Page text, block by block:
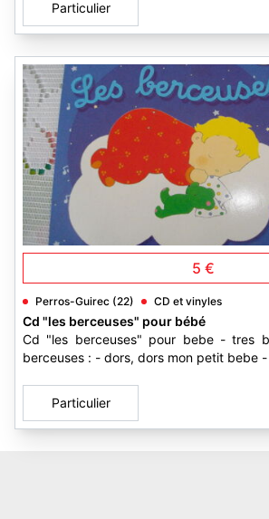
Particulier
5 €
Perros-Guirec (22) CD et vinyles
Cd "les berceuses" pour bébé
Cd "les berceuses" pour bebe - tres
berceuses : - dors, dors mon petit bebe
Particulier